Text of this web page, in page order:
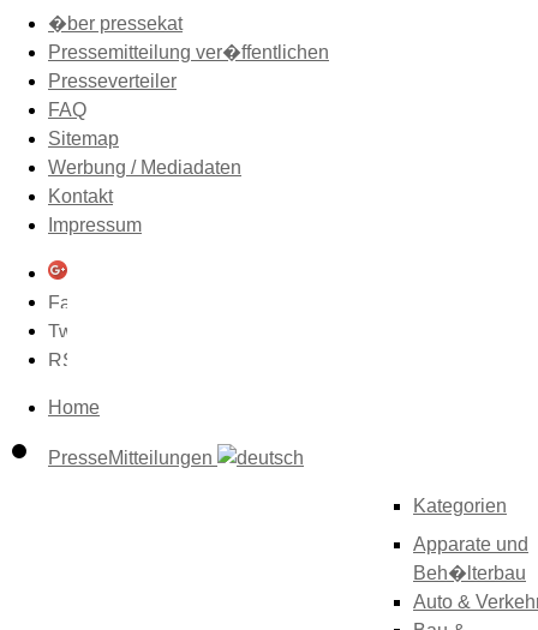
�ber pressekat
Pressemitteilung ver�ffentlichen
Presseverteiler
FAQ
Sitemap
Werbung / Mediadaten
Kontakt
Impressum
Home
PresseMitteilungen
Kategorien
Apparate und
Beh�lterbau
Auto &